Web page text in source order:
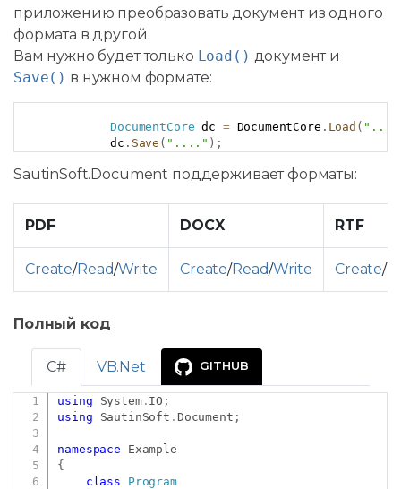
приложению преобразовать документ из одного
формата в другой.
Вам нужно будет только Load() документ и
Save() в нужном формате:
DocumentCore dc = DocumentCore . Load ( "..."
            dc
. Save ( "...." ) ;
Copy
SautinSoft.Document поддерживает форматы:
PDF DOCX RTF
Create/Read/Write Create/Read/Write Create/
Полный код
C# VB.Net GITHUB
using System. IO ;
using
SautinSoft . Document ;
namespace
Example
{
class
Program